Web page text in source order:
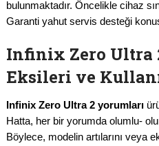
bulunmaktadır. Öncelikle cihaz
Garanti yahut servis desteği
Infinix Zero Ultra
Eksileri ve
Infinix Zero Ultra 2 yorumları
Hatta, her bir yorumda olumlu-
Böylece, modelin artılarını veya